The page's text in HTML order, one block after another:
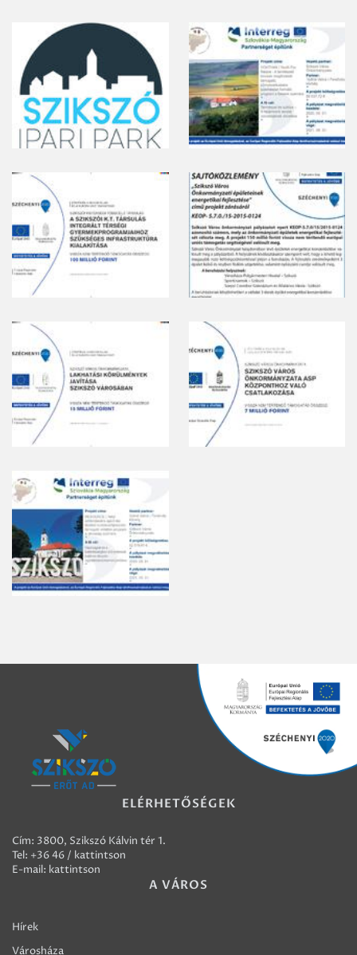
ELÉRHETŐSÉGEK
Cím: 3800, Szikszó Kálvin tér 1.
Tel: +36 46 / kattintson
E-mail: kattintson
A VÁROS
Hírek
Városháza